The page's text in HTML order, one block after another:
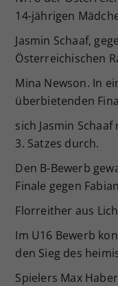
14-jährigen
Jasmin Schaaf,
Österreichischen
Mina Newson. In
überbietenden
sich Jasmin
3. Satzes durch.
Den B-Bewerb
Finale gegen Fabian
Florreither aus
Im U16 Bewerb
den Sieg des
Spielers Max